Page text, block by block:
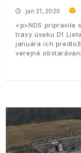
jan 21, 2020
<p>NDS pripravila
trasy úseku D1
januára ich
verejné